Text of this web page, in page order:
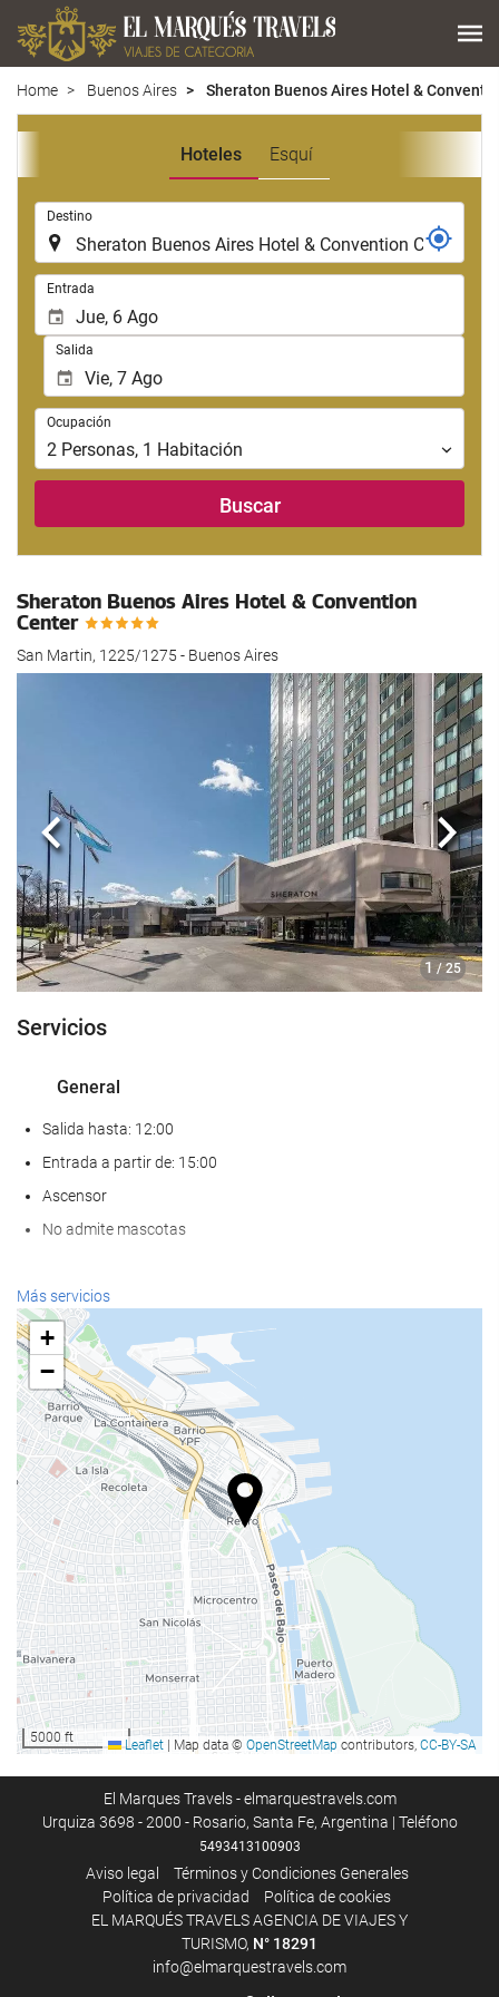
Home Buenos Aires Sheraton Buenos Aires Hotel &
Hoteles Esquí
Destino
Entrada
Salida
Ocupación
Ocupación
2 Personas, 1 Habitación
Buscar
Sheraton Buenos Aires Hotel & Convention
Center
San Martin, 1225/1275 - Buenos Aires
1 / 25
Anterior
Servicios
General
Salida hasta: 12:00
Entrada a partir de: 15:00
Ascensor
No admite mascotas
Bienestar
Spa
Hammam
Sauna
Gimnasio
Servicios de recepción
Recepción 24 horas
Guardaequipaje
Comida y bebida
Restaurante a la carta
Bar
Piscina
Instalaciones de negocios
Centro de negocios
Acceso a Internet
Más servicios
+
−
5000 ft Leaflet Map data © OpenStreetMap contributors, CC-BY-SA
El Marques Travels - elmarquestravels.com
Urquiza 3698 - 2000 - Rosario, Santa Fe, Argentina | Teléfono
5493413100903
Aviso legal
Términos y Condiciones Generales
Política de privacidad
Política de cookies
EL MARQUÉS TRAVELS AGENCIA DE VIAJES Y
TURISMO, N° 18291
info@elmarquestravels.com